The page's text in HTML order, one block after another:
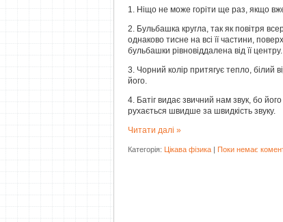
1. Ніщо не може горіти ще раз, якщо
2. Бульбашка кругла, так як повітря
однаково тисне на всі її частини,
бульбашки рівновіддалена від її центру.
3. Чорний колір притягує тепло, білий
його.
4. Батіг видає звичний нам звук, бо його
рухається швидше за швидкість звуку.
Читати далі »
Категорія: Цікава фізика Поки немає